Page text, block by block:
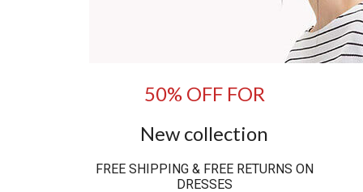
50% OFF FOR
New collection
FREE SHIPPING & FREE RETURNS ON
DRESSES